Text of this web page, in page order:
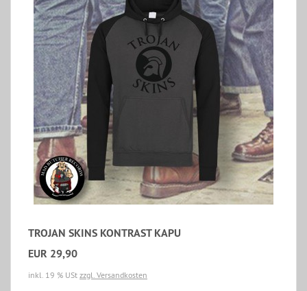
TROJAN SKINS KONTRAST KAPU
EUR 29,90
inkl. 19 % USt zzgl. Versandkosten